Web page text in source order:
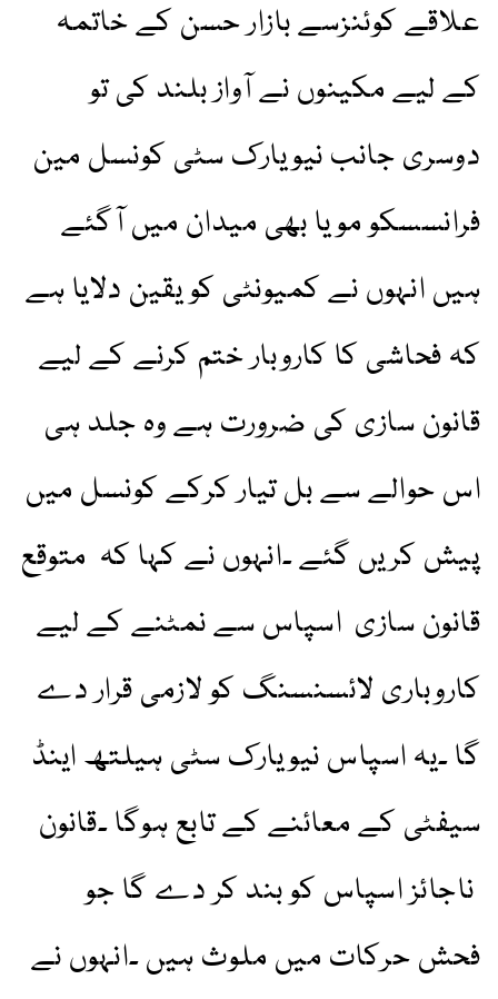
علاقے کوئنزسے بازار حسن کے خاتمہ
کے لیے مکینوں نے آواز بلند کی تو
دوسری جانب نیویارک سٹی کونسل مین
فرانسسکو مویا بھی میدان میں آگئے
ہیں انہوں نے کمیونٹی کو یقین دلایا ہے
کہ فحاشی کا کاروبار ختم کرنے کے لیے
قانون سازی کی ضرورت ہے وہ جلد ہی
اس حوالے سے بل تیار کرکے کونسل میں
پیش کریں گئے ۔انہوں نے کہا کہ متوقع
قانون سازی اسپاس سے نمٹنے کے لیے
کاروباری لائسنسنگ کو لازمی قرار دے
گا ۔یہ اسپاس نیویارک سٹی ہیلتھ اینڈ
سیفٹی کے معائنے کے تابع ہوگا ۔قانون
ناجائز اسپاس کو بند کر دے گا جو
فحش حرکات میں ملوث ہیں ۔انہوں نے